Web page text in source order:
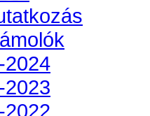
2024
2023
2022